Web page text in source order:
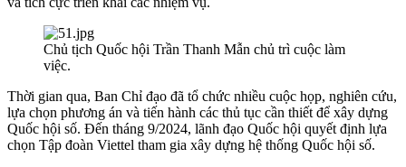
Chủ tịch Quốc hội Trần Thanh Mẫn chủ trì cuộc làm
việc.
Thời gian qua, Ban Chỉ đạo đã tổ chức nhiều cuộc họp, nghiên cứu,
lựa chọn phương án và tiến hành các thủ tục cần thiết để xây dựng
Quốc hội số. Đến tháng 9/2024, lãnh đạo Quốc hội quyết định lựa
chọn Tập đoàn Viettel tham gia xây dựng hệ thống Quốc hội số.